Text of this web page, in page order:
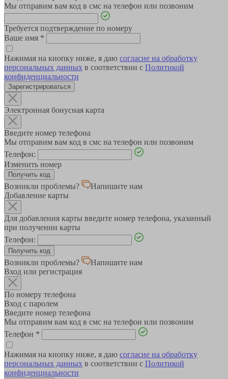
Мы отправим вам код в смс на телефон или позвоним
Требуется подтверждение по номеру
Ваше имя *
Нажимая на кнопку ниже, я даю согласие на обработку
персональных данных в соответствии с Политикой
конфиденциальности
Зарегистрироваться
Электронная бонусная карта
Введите номер телефона
Мы отправим вам код в смс на телефон или позвоним
Телефон:
Изменить номер
Возникли проблемы?
Напишите нам
Добавление карты
Для добавления карты введите номер телефона, указанный
при получении карты
Телефон:
Возникли проблемы?
Напишите нам
Вход или регистрация
По номеру телефона
Вход с паролем
Введите номер телефона
Мы отправим вам код в смс на телефон или позвоним
Телефон *
Нажимая на кнопку ниже, я даю согласие на обработку
персональных данных в соответствии с Политикой
конфиденциальности